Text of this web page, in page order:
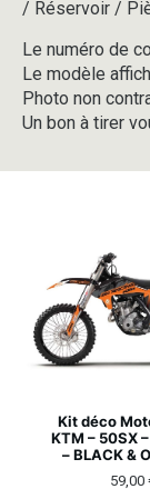
/ Réservoir /
Le numéro de
Le modèle
Photo non
Un bon à tirer
Kit déco
KTM – 50SX
– BLACK &
59,00